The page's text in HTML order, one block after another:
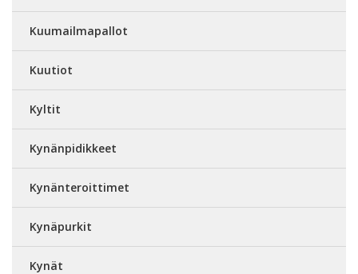
Kuumailmapallot
Kuutiot
Kyltit
Kynänpidikkeet
Kynänteroittimet
Kynäpurkit
Kynät